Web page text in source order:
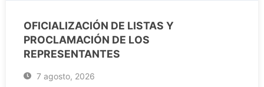
OFICIALIZACIÓN DE LISTAS Y
PROCLAMACIÓN DE LOS
REPRESENTANTES
7 agosto, 2026